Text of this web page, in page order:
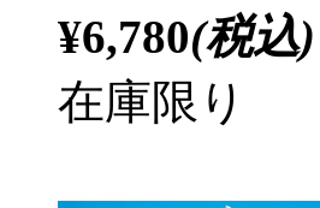
¥6,780(税込)
在庫限り